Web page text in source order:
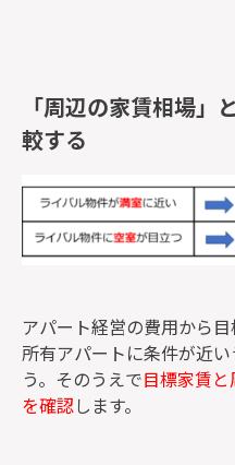
「周辺の家賃相場」
較する
アパート経営の費用から
所有アパートに条件が近
う。そのうえで目標家賃
を確認します。